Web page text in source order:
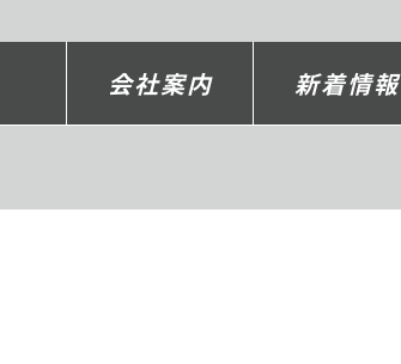
会社案内 新着情報